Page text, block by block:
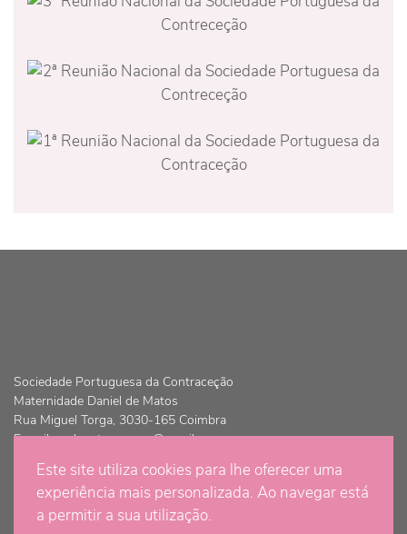
Este site utiliza cookies para lhe oferecer uma
experiência mais personalizada. Ao navegar está
a permitir a sua utilização.
Sociedade Portuguesa da Contraceção
Maternidade Daniel de Matos
Rua Miguel Torga, 3030-165 Coimbra
E-mail:spdcontracepcao@gmail.com
© Copyright 2021 - Sociedade Portuguesa da Contraceção | Todos
os direitos são reservados